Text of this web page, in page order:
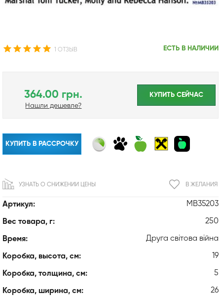
1 ОТЗЫВ ЕСТЬ В НАЛИЧИИ
Артикул: MB35203
Вес товара, г: 250
Время: Друга світова війна
Коробка, высота, см: 19
Коробка, толщина, см: 5
Коробка, ширина, см: 26
364.00 грн.
Нашли дешевле?
КУПИТЬ CЕЙЧАС
КУПИТЬ В РАССРОЧКУ
В ЖЕЛАНИЯ
УЗНАТЬ О СНИЖЕНИИ ЦЕНЫ